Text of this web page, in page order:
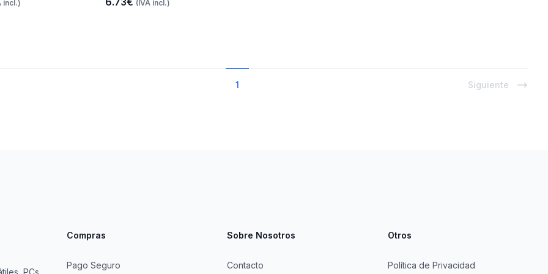
incl.) (IVA incl.)
1 Siguiente
PCs
Compras
Pago Seguro
Sobre Nosotros
Contacto
Otros
Política de Privacidad